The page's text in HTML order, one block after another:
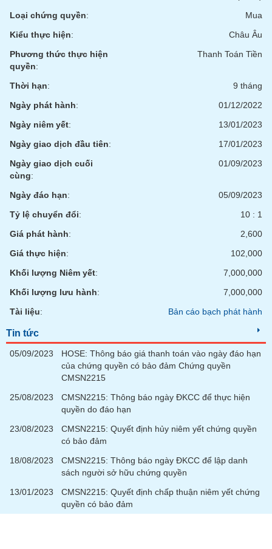
Loại chứng quyền:
Mua
Kiểu thực hiện:
Châu Âu
Phương thức thực hiện
quyền:
Thanh Toán Tiền
Thời hạn:
9 tháng
Ngày phát hành:
01/12/2022
Ngày niêm yết:
13/01/2023
Ngày giao dịch đầu tiên:
17/01/2023
Ngày giao dịch cuối
cùng:
01/09/2023
Ngày đáo hạn:
05/09/2023
Tỷ lệ chuyển đổi:
10 : 1
Giá phát hành:
2,600
Giá thực hiện:
102,000
Khối lượng Niêm yết:
7,000,000
Khối lượng lưu hành:
7,000,000
Tài liệu: Bản cáo bạch phát hành
Tin tức
05/09/2023
HOSE: Thông báo giá thanh toán vào ngày đáo hạn
của chứng quyền có bảo đảm Chứng quyền
CMSN2215
25/08/2023
CMSN2215: Thông báo ngày ĐKCC để thực hiện
quyền do đáo hạn
23/08/2023
CMSN2215: Quyết định hủy niêm yết chứng quyền
có bảo đảm
18/08/2023
CMSN2215: Thông báo ngày ĐKCC để lập danh
sách người sở hữu chứng quyền
13/01/2023
CMSN2215: Quyết định chấp thuận niêm yết chứng
quyền có bảo đảm
Lãnh
đạo
(-)
Tất cả Cổ đông lớn
tức
Bài
của
giả
cáo
tích
Thuật
ngữ
(-)
Dịch
Đào